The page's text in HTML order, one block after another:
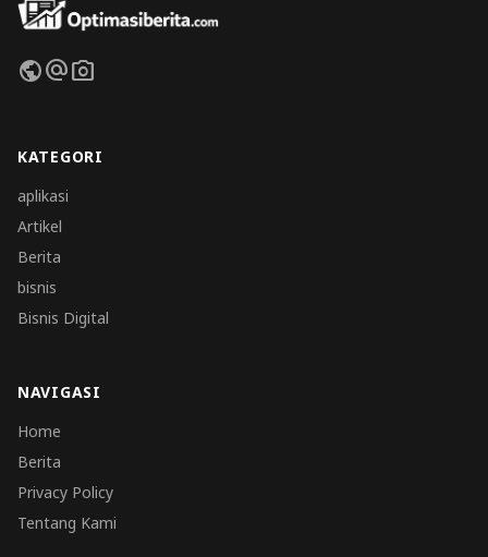
publicalternate_emailphoto_camera
KATEGORI
aplikasi
Artikel
Berita
bisnis
Bisnis Digital
NAVIGASI
Home
Berita
Privacy Policy
Tentang Kami